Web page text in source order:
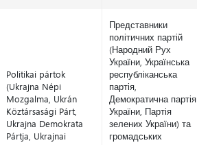
Politikai pártok
(Ukrajna Népi
Mozgalma, Ukrán
Köztársasági Párt,
Ukrajna Demokrata
Pártja, Ukrajnai
Представники
політичних партій
(Народний Рух
України, Українська
республіканська
партія,
Демократична партія
України, Партія
зелених України) та
громадських